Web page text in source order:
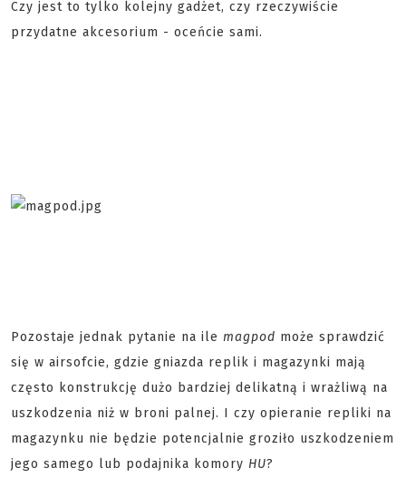
Czy jest to tylko kolejny gadżet, czy rzeczywiście
przydatne akcesorium - oceńcie sami.
Pozostaje jednak pytanie na ile magpod może sprawdzić
się w airsofcie, gdzie gniazda replik i magazynki mają
często konstrukcję dużo bardziej delikatną i wrażliwą na
uszkodzenia niż w broni palnej. I czy opieranie repliki na
magazynku nie będzie potencjalnie groziło uszkodzeniem
jego samego lub podajnika komory HU?